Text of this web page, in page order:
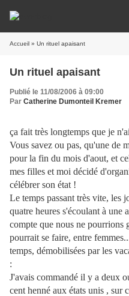
Accueil » Un rituel apaisant
Un rituel apaisant
Publié le 11/08/2006 à 09:00
Par Catherine Dumonteil Kremer
ça fait très longtemps que je
Vous savez ou pas, qu'une de
pour la fin du mois d'aout, et
mes filles et moi décidé
célébrer son état !
Le temps passant très vite, les
quatre heures s'écoulant à une
compte que nous ne pourrions
pourrait se faire, entre
temps, démobilisées par les
:
J'avais commandé il y a deux
cent henné aux états unis , sur